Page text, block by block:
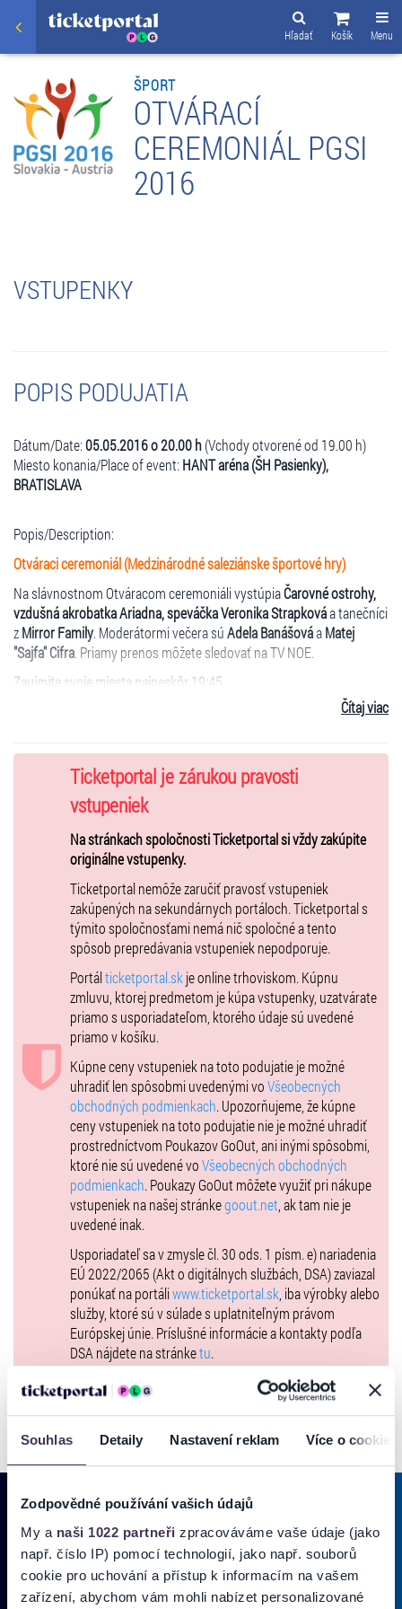
Souhlas Detaily Nastavení reklam Více o cookies
Zodpovědné používání vašich údajů
My a naši 1022 partneři zpracováváme vaše údaje (jako
např. číslo IP) pomocí technologií, jako např. souborů
cookie pro uchování a přístup k informacím na vašem
zařízení, abychom vám mohli nabízet personalizované
Menu
Košík
Hľadať
ŠPORT
OTVÁRACÍ
CEREMONIÁL PGSI
2016
VSTUPENKY
POPIS PODUJATIA
Dátum/Date:05.05.2016 o 20.00 h(Vchody otvorené od 19.00 h)
Miesto konania/Place of event: HANT aréna (ŠH Pasienky),
BRATISLAVA
Popis/Description:
Otváraci ceremoniál (Medzinárodné saleziánske športové hry)
Na slávnostnom Otváracom ceremoniáli vystúpiaČarovné ostrohy,
vzdušná akrobatka Ariadna, speváčka Veronika Strapkováa tanečníci
zMirror Family. Moderátormi večera súAdela BanášováaMatej
"Sajfa" Cifra. Priamy prenos môžete sledovať na TV NOE.
Zaujmite svoje miesta najneskôr 19:45
Zľavy/Discounts: bez nároku na zľavy/without any discounts.
Čítaj viac
Ticketportal je zárukou pravosti
vstupeniek
Na stránkach spoločnosti Ticketportal si vždy zakúpite
originálne vstupenky.
Ticketportal nemôže zaručiť pravosť vstupeniek
zakúpených na sekundárnych portáloch. Ticketportal s
týmito spoločnosťami nemá nič spoločné a tento
spôsob prepredávania vstupeniek nepodporuje.
Portálticketportal.sk je online trhoviskom. Kúpnu
zmluvu, ktorej predmetom je kúpa vstupenky, uzatvárate
priamo s usporiadateľom, ktorého údaje sú uvedené
priamo v košíku.
Kúpne ceny vstupeniek na toto podujatie je možné
uhradiť len spôsobmi uvedenými voVšeobecných
obchodných podmienkach. Upozorňujeme, že kúpne
ceny vstupeniek na toto podujatie nie je možné uhradiť
prostredníctvom Poukazov GoOut, ani inými spôsobmi,
ktoré nie sú uvedené voVšeobecných obchodných
podmienkach. Poukazy GoOut môžete využiť pri nákupe
vstupeniek na našej stránkegoout.net , ak tam nie je
uvedené inak.
Usporiadateľ sa v zmysle čl. 30 ods. 1 písm. e) nariadenia
EÚ 2022/2065 (Akt o digitálnych službách, DSA) zaviazal
ponúkať na portáliwww.ticketportal.sk , iba výrobky alebo
služby, ktoré sú v súlade s uplatniteľným právom
Európskej únie. Príslušné informácie a kontakty podľa
DSA nájdete na stránketu.
PRIHLÁSIŤ SA KODBERU NOVINIEK
Pridajte sa do zoznamu odberateľov a doručte si najnovšie špeciálne